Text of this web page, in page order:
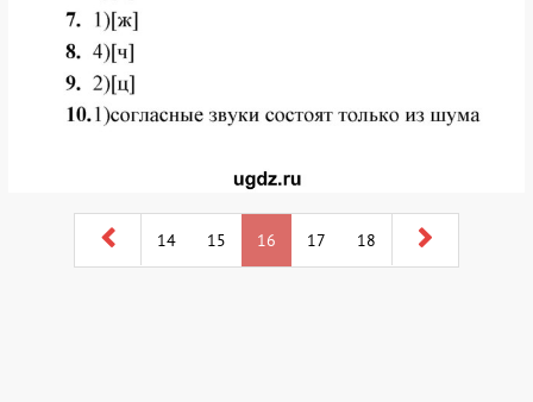
14 15 16 17 18